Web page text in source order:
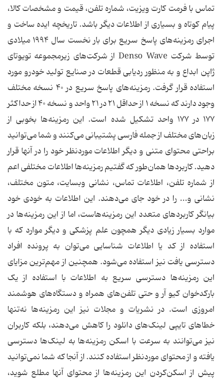
تماس با فرمت کارت ویزیت، شماره تلفن، قیمت و مشخصات کالا،
پیام کوتاه و بسیاری از اطلاعات دیگر باشد. تاریخچه ایده ساخت و
اجرای رمزینه‌های پاسخ سریع برای بار نخست سال ۱۹۹۴ میلادی
توسط شرکت Denso Wave از شرکت‌های زیرمجموعه تویوتای
ژاپن ابداع و به منظور ردیابی قطعات در صنایع تولید خودرو مورد
استفاده قرار گرفت. رمزینه‌های پاسخ سریع در ۴۰ نسخه مختلف
وجود دارند که نسخه ۱ از حداقل ۲۱ در ۲۱ واحد و نسخه ۴۰ از حداکثر
۱۷۷ در ۱۷۷ واحد تشکیل شده است. این رمزینه‌ها بخوبی از
زبان‌های مختلف از جمله فارسی پشتیبانی می‌کنند و شما می‌توانید
براحتی محتوای متنی و دیگر اطلاعات موردنظر خود را در آنها قرار
دهید. کاربردها همان‌طور که گفتیم رمزینه‌ها اطلاعات مختلفی اعم
از شماره تلفن، اطلاعات تماس، نشانی وبسایت، متون مختلف،
نشانی و... را در خود جای می‌دهند. این اطلاعات به خودی خود
بیانگر کاربردهای متعدد این رمزینه‌هاست، اما از این رمزینه‌ها در
موارد بسیار زیادی دیگر همچون علم پزشکی و دیگر موارد که با
استفاده از کد یا اطلاعات شناسایی می‌توان به پرونده افراد
دسترسی یافت نیز استفاده می‌شود. همچنین از مهم‌ترین مزایای
این رمزینه‌ها دسترسی سریع به اطلاعات با استفاده از یک
بارکدخوان کیو آر و حتی تلفن‌های همراه و دستگاه‌های هوشمند
امروزی است. در نشریات و مجلات نیز این رمزینه‌ها نه‌تنها
خطاهای تایپی لینک‌های دانلود را کاهش می‌دهند، بلکه کاربران
نیز می‌توانند به سرعت با اسکن رمزینه‌ها به لینک‌ها دسترسی
یافته و از محتوای موردنظر استفاده کنند. از آنجا که شما نمی‌توانید
پیش از اسکن‌کردن ‌این رمزینه‌ها از محتوای آنها مطلع شوید،